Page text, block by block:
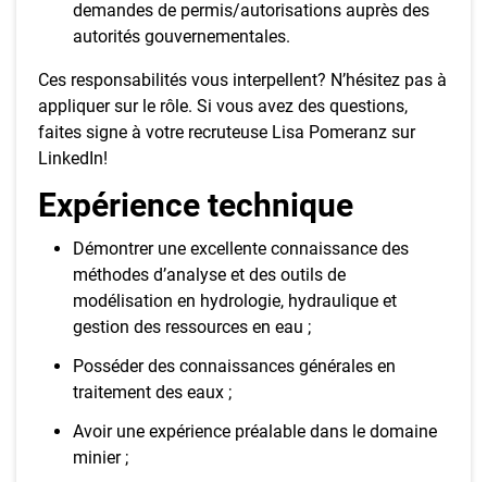
demandes de permis/autorisations auprès des
autorités gouvernementales.
Ces responsabilités vous interpellent? N’hésitez pas à
appliquer sur le rôle. Si vous avez des questions,
faites signe à votre recruteuse Lisa Pomeranz sur
LinkedIn!
Expérience technique
Démontrer une excellente connaissance des
méthodes d’analyse et des outils de
modélisation en hydrologie, hydraulique et
gestion des ressources en eau ;
Posséder des connaissances générales en
traitement des eaux ;
Avoir une expérience préalable dans le domaine
minier ;